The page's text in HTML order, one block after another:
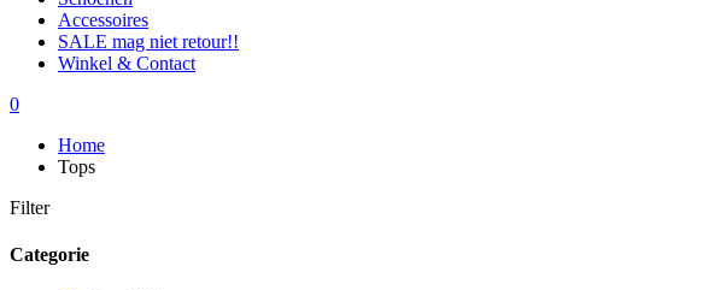
Accessoires
SALE mag niet retour!!
Winkel & Contact
0
Home
Tops
Filter
Categorie